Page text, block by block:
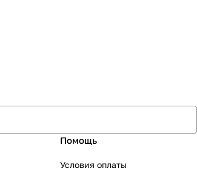
Помощь
Условия оплаты